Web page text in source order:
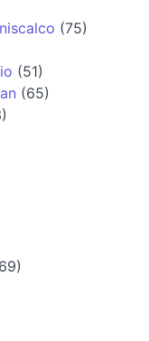
(75)
(51)
(65)